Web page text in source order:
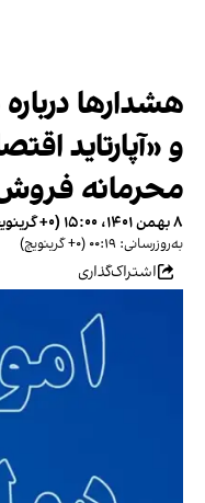
هشدارها
و «آپارتاید
محرمانه
۸ بهمن ۱۴۰۱، ۱۵:۰۰ (‎+۰ گرینویچ)
به‌روزرسانی: ۰۰:۱۹ (‎+۰ گرینویچ)
اشتراک‌گذاری